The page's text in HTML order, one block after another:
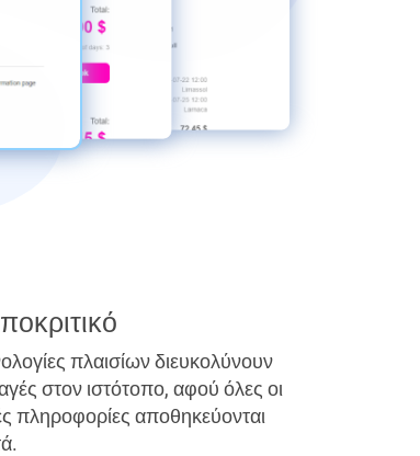
πλαισίων διευκολύνουν
στον ιστότοπο, αφού όλες οι
πληροφορίες αποθηκεύονται